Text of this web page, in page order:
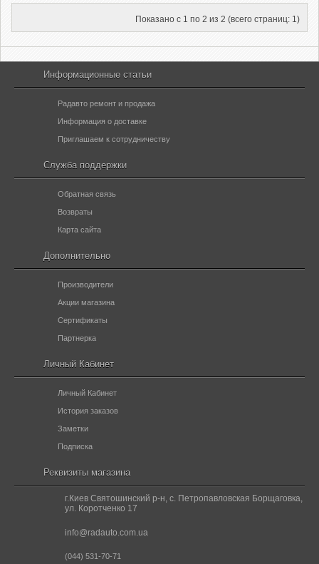
Показано с 1 по 2 из 2 (всего страниц: 1)
Информационные статьи
Радавто ремонт и продажа
Информация о доставке
Приглашаем к сотрудничеству
Служба поддержки
Обратная связь
Возвраты
Карта сайта
Дополнительно
Производители
Акции магазина
Сертификаты
Партнерка
Личный Кабинет
Личный Кабинет
История заказов
Заметки
Подписка
Реквизиты магазина
г.Киев Святошинский р-н, с. Петропавловская Борщаговка,
ул. Коротченко 17
info@radauto.com.ua
(044) 531-70-71